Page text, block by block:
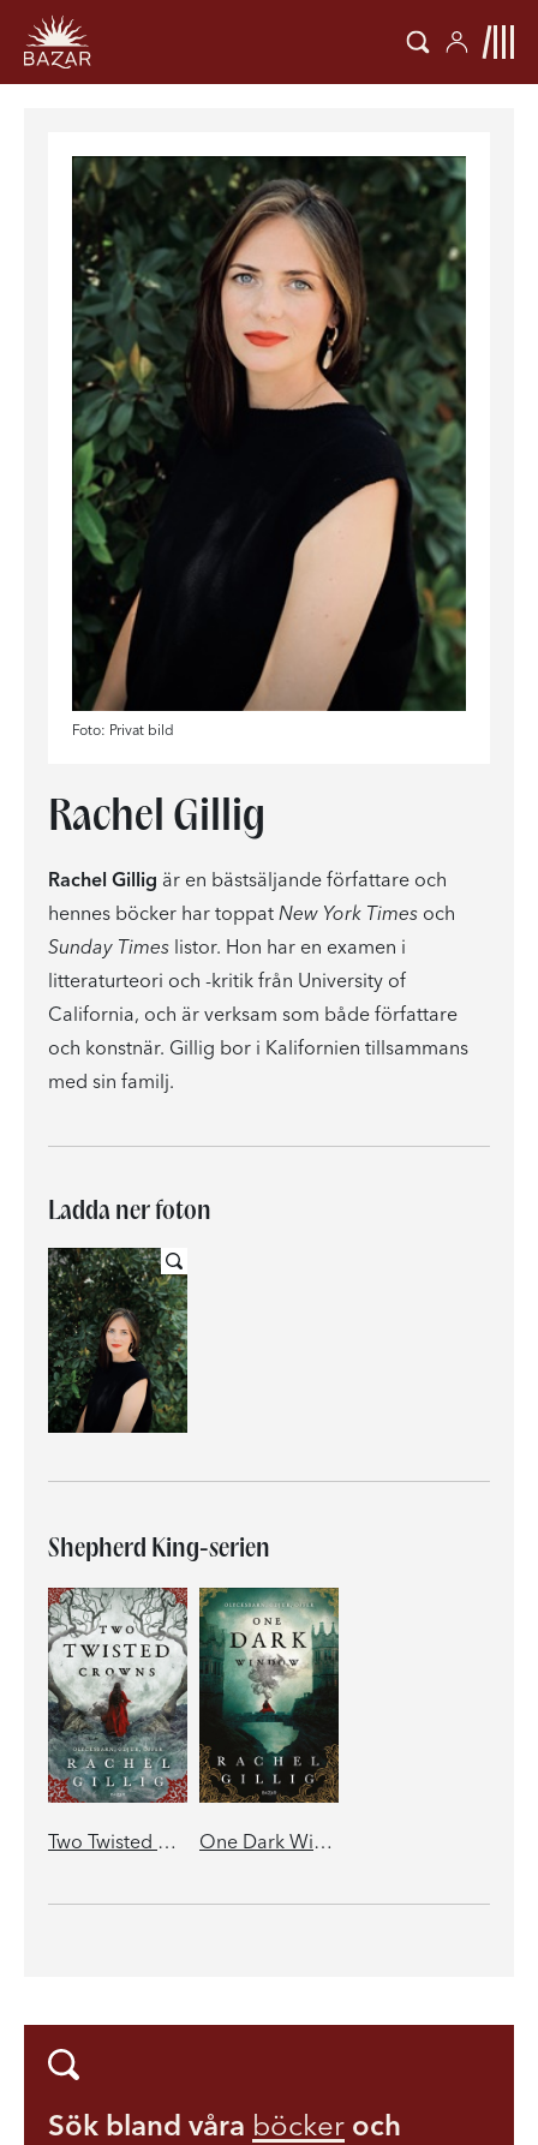
Foto: Privat bild
Rachel Gillig
Rachel Gillig är en bästsäljande författare och
hennes böcker har toppat New York Times och
Sunday Times listor. Hon har en examen i
litteraturteori och -kritik från University of
California, och är verksam som både författare
och konstnär. Gillig bor i Kalifornien tillsammans
med sin familj.
Ladda ner foton
Shepherd King-serien
Two Twisted Crowns (svensk utgåva) One Dark Window (svensk utgåva)
Sök bland våra böcker och